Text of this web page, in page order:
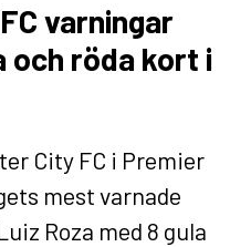
varningar
och röda kort i
City FC i Premier
mest varnade
Roza med 8 gula